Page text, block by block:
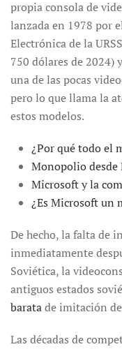
propia consola de
lanzada en 1978 por
Electrónica de la
750 dólares de 2024)
una de las pocas
pero lo que llama la
estos modelos.
¿Por qué todo el
Monopolio desde
Microsoft y la
¿Es Microsoft un
De hecho, la falta de
inmediatamente
Soviética, la
antiguos estados
baratade imitación
Las décadas de